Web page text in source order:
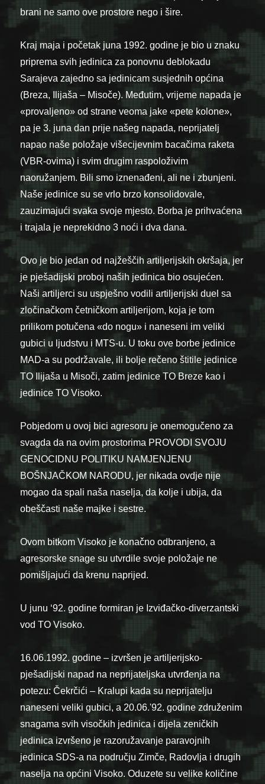
brani ne samo ove prostore nego i šire.
Kraj maja i početak juna 1992. godine je bio u znaku
priprema svih jedinica za ponovnu deblokadu
Sarajeva zajedno sa jedinicam susjednih općina
(Breza, Ilijaša – Misoče). Međutim, vrijeme napada je
«provaljeno» od strane veoma jake «pete kolone»,
pa je 3. juna dan prije našeg napada, neprijatelj
napao naše položaje višecijevnim bacačima raketa
(VBR-ovima) i svim drugim raspoloživim
naoružanjem. Bili smo iznenađeni, ali ne i zbunjeni.
Naše jedinice su se vrlo brzo konsolidovale,
zauzimajući svaka svoje mjesto. Borba je prihvaćena
i trajala je neprekidno 3 noći i dva dana.
Ovo je bio jedan od najžeščih artiljerijskih okršaja, jer
je pješadijski proboj naših jedinica bio osujećen.
Naši artiljerci su uspješno vodili artiljerijski duel sa
zločinačkom četničkom artiljerijom, koja je tom
prilikom potučena «do nogu» i naneseni im veliki
gubici u ljudstvu i MTS-u. U toku ove borbe jedinice
MAD-a su podržavale, ili bolje rečeno štitile jedinice
TO Ilijaša u Misoči, zatim jedinice TO Breze kao i
jedinice TO Visoko.
Pobjedom u ovoj bici agresoru je onemogučeno za
svagda da na ovim prostorima PROVODI SVOJU
GENOCIDNU POLITIKU NAMJENJENU
BOŠNJAČKOM NARODU, jer nikada ovdje nije
mogao da spali naša naselja, da kolje i ubija, da
obeščasti naše majke i sestre.
Ovom bitkom Visoko je konačno odbranjeno, a
agresorske snage su utvrdile svoje položaje ne
pomišljajući da krenu naprijed.
U junu ‘92. godine formiran je Izviđačko-diverzantski
vod TO Visoko.
16.06.1992. godine – izvršen je artiljerijsko-
pješadijski napad na neprijateljska utvrđenja na
potezu: Čekrčići – Kralupi kada su neprijatelju
naneseni veliki gubici, a 20.06.'92. godine združenim
snagama svih visočkih jedinica i dijela zeničkih
jedinica izvršeno je razoružavanje paravojnih
jedinica SDS-a na području Zimče, Radovlja i drugih
naselja na općini Visoko. Oduzete su velike količine